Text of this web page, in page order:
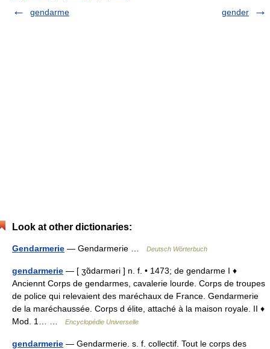
gendarme
gender
Look at other dictionaries:
Gendarmerie — Gendarmerie … Deutsch Wörterbuch
gendarmerie — [ ʒɑ̃darməri ] n. f. • 1473; de gendarme I ♦
Anciennt Corps de gendarmes, cavalerie lourde. Corps de troupes
de police qui relevaient des maréchaux de France. Gendarmerie
de la maréchaussée. Corps d élite, attaché à la maison royale. II ♦
Mod. 1… …
Encyclopédie Universelle
gendarmerie — Gendarmerie. s. f. collectif. Tout le corps des